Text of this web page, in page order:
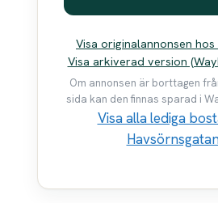
Visa originalannonsen
Visa arkiverad version
Om annonsen är borttagen
sida kan den finnas sparad i
Visa alla lediga